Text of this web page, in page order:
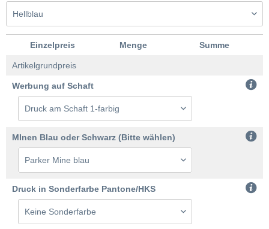
Einzelpreis Menge Summe
Artikelgrundpreis
Werbung auf Schaft
MInen Blau oder Schwarz (Bitte wählen)
Druck in Sonderfarbe Pantone/HKS